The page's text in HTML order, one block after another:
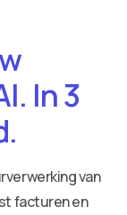
In 3
van
facturen en